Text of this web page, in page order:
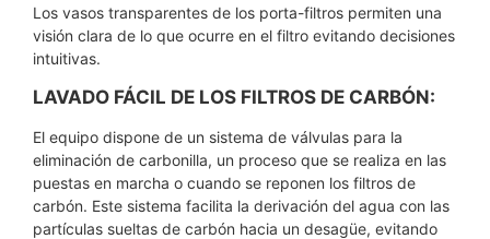
Los vasos transparentes de los porta-filtros permiten una
visión clara de lo que ocurre en el filtro evitando decisiones
intuitivas.
LAVADO FÁCIL DE LOS FILTROS DE CARBÓN:
El equipo dispone de un sistema de válvulas para la
eliminación de carbonilla, un proceso que se realiza en las
puestas en marcha o cuando se reponen los filtros de
carbón. Este sistema facilita la derivación del agua con las
partículas sueltas de carbón hacia un desagüe, evitando